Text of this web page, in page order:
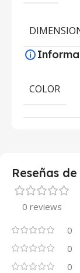
COLOR
Reseñas
0 reviews
0
0
0